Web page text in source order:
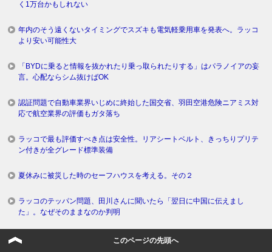
く1万台かもしれない
年内のそう遠くないタイミングでスズキも電気軽乗用車を発表へ。ラッコ
より安い可能性大
「BYDに乗ると情報を抜かれたり乗っ取られたりする」はパラノイアの妄
言。心配ならシム抜けばOK
認証問題で自動車業界いじめに終始した国交省、羽田空港危険ニアミス対
応で航空業界の評価もガタ落ち
ラッコで最も評価すべき点は安全性。リアシートベルト、きっちりプリテ
ン付きが全グレード標準装備
夏休みに被災した時のセーフハウスを考える。その２
ラッコのテッパン問題、田川さんに聞いたら「翌日に中国に伝えまし
た」。なぜそのままなのか判明
夏休み情報。自然災害に備えセーフハウスなど確保しておくことを強く推
このページの先頭へ